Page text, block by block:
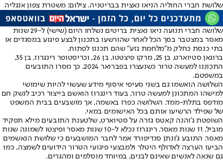
שלושת חברי החוליה הניאו נאצית בבריטניה. צילום: משטרת צפון אנגליה
שלושה חברי תנועה ניאו נאצית בריטים נשלחו היום (שישי) ל-29 שנות
מאסר במצטבר בסך הכל לאחר שהורשעו בתכנון לבצע פיגוע במסגדים או
בתי כנסת כחלק מ"מלחמת גזע" שהם תכננו לפתוח.
ברוגאן סטיוארט, בן 25, מרקו פיצטטו, בן 26, וכריסטופר רינגרוז, בן 35,
התכוננו למעשה טרור כשנעצרו בפברואר 2024, כך מסרו התובעים
במשפטם.
השלושה הואשמו גם בשני סעיפי איסוף מידע שעשוי להיות שימושי
למישהו המתכונן למעשה טרור, בעוד רינגרוז הואשם בייצור רכיב לנשק חם
מודפס בתלת-ממד. השלושה כפרו באשמה, אך מושבעים בבית המשפט
של שפילד הרשיעו אותם בכל האישומים במאי.
השופטת ג'והנה קאטס גזרה על סטיוארט, שלטענת התובעים מילא תפקיד
מוביל, 11 שנות מאסר. רינגרוז נכלא ל-10 שנות מאסר ופיצטו לשמונה שנות
מאסר. התובע ג'ונתן סנדיפורד אמר לחבר המושבעים כי שלושת הנאשמים
הביעו הערצה לאדולף היטלר ולמבצעי פיגועי הטרור הידועים לשמצה, כמו
גם שנאה לאנשים שאינם לבנים, במיוחד מוסלמים ומהגרים.